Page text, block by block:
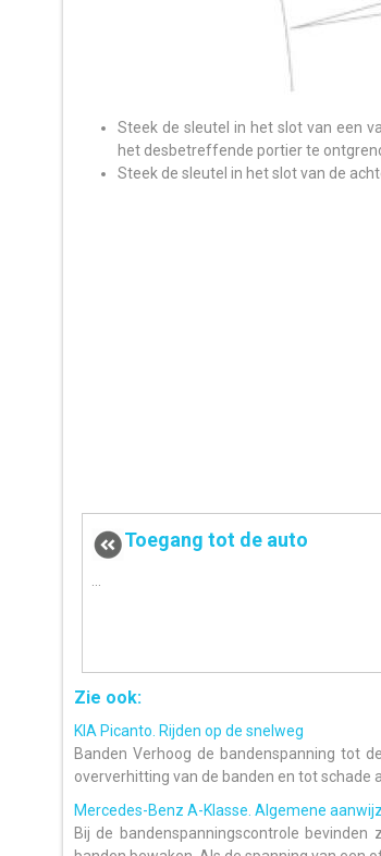
Steek de sleutel in het slot van een
het desbetreffende portier te
Steek de sleutel in het slot van de
Toegang tot de auto
Zie ook:
KIA Picanto. Rijden op de snelweg
Banden Verhoog de bandenspanning tot
oververhitting van de banden en tot schade
Mercedes-Benz A-Klasse. Algemene
Bij de bandenspanningscontrole